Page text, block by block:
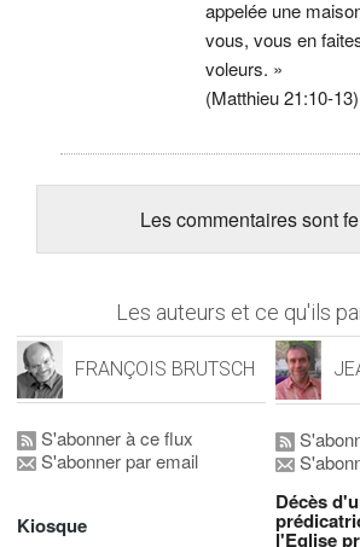
appelée une
vous, vous en
voleurs. »
(Matthieu 21:10-13)
Les commentaires sont
Les auteurs et ce qu'ils
FRANÇOIS BRUTSCH
S'abonner à ce flux
S'abonner par email
Kiosque
Décès
l'Eglise